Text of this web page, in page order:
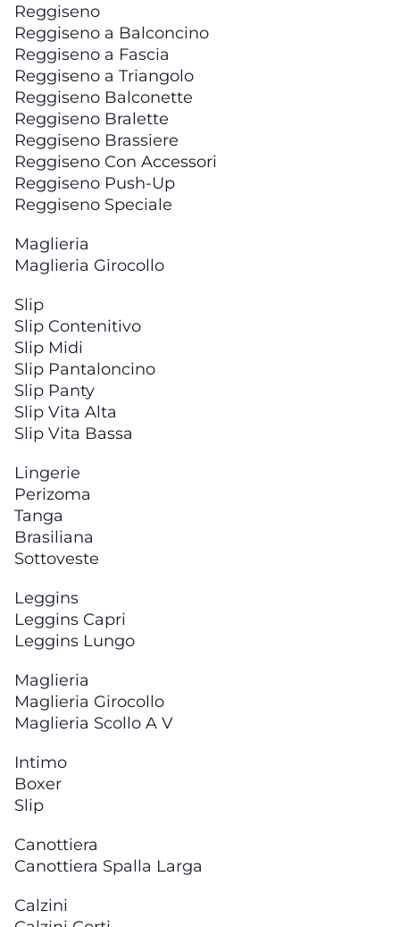
Reggiseno
Reggiseno a Balconcino
Reggiseno a Fascia
Reggiseno a Triangolo
Reggiseno Balconette
Reggiseno Bralette
Reggiseno Brassiere
Reggiseno Con Accessori
Reggiseno Push-Up
Reggiseno Speciale
Maglieria
Maglieria Girocollo
Slip
Slip Contenitivo
Slip Midi
Slip Pantaloncino
Slip Panty
Slip Vita Alta
Slip Vita Bassa
Lingerie
Perizoma
Tanga
Brasiliana
Sottoveste
Leggins
Leggins Capri
Leggins Lungo
Maglieria
Maglieria Girocollo
Maglieria Scollo A V
Intimo
Boxer
Slip
Canottiera
Canottiera Spalla Larga
Calzini